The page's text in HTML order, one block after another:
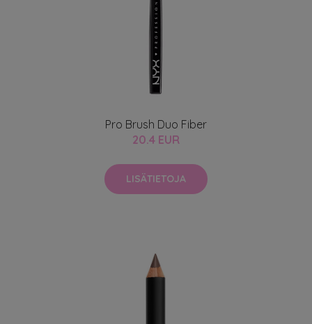
Pro Brush Duo Fiber
20.4 EUR
LISÄTIETOJA